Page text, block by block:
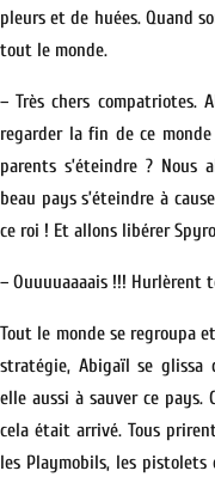
pleurs et de huées. Quand
tout le monde.
– Très chers compatriotes.
regarder la fin de ce
parents s’éteindre ? Nous
beau pays s’éteindre à
ce roi ! Et allons libérer
– Ouuuuaaaais !!! Hurlèrent
Tout le monde se regroupa
stratégie, Abigaïl se glissa
elle aussi à sauver ce pays.
cela était arrivé. Tous
les Playmobils, les pistolets